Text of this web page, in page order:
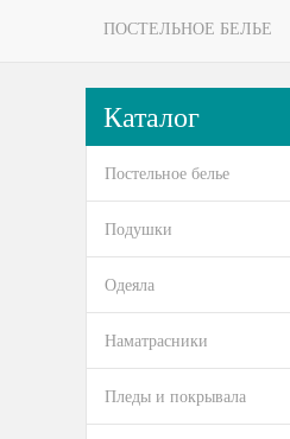
ПОСТЕЛЬНОЕ БЕЛЬЕ
Каталог
Постельное белье
Подушки
Одеяла
Наматрасники
Пледы и покрывала